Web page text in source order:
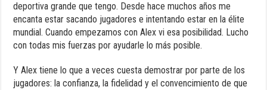
deportiva grande que tengo. Desde hace muchos años me
encanta estar sacando jugadores e intentando estar en la élite
mundial. Cuando empezamos con Alex vi esa posibilidad. Lucho
con todas mis fuerzas por ayudarle lo más posible.
Y Alex tiene lo que a veces cuesta demostrar por parte de los
jugadores: la confianza, la fidelidad y el convencimiento de que